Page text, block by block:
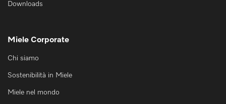
Downloads
Miele Corporate
Chi siamo
Sostenibilità in Miele
Miele nel mondo